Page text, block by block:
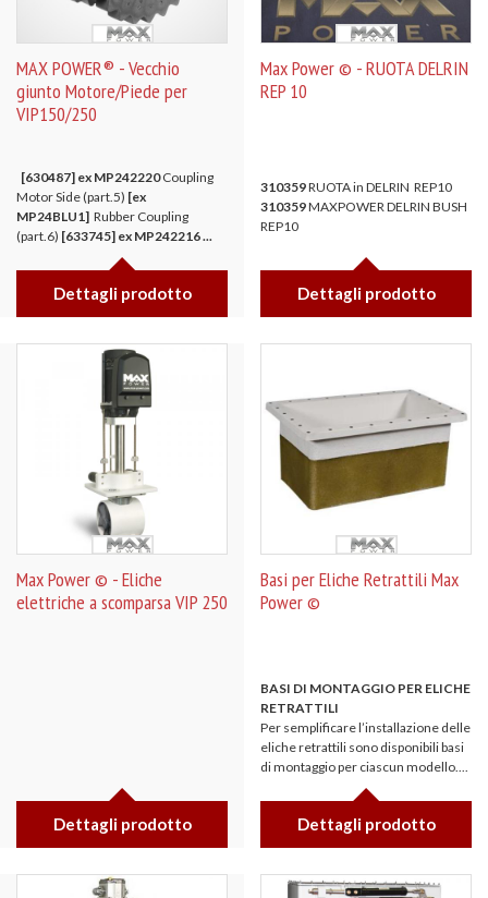
MAX POWER® - Vecchio
giunto Motore/Piede per
VIP150/250
[630487] ex MP242220Coupling
Motor Side (part.5) [ex
MP24BLU1] Rubber Coupling
(part.6) [633745] ex MP242216 ...
Dettagli prodotto
Max Power © - RUOTA DELRIN
REP 10
310359RUOTA in DELRIN REP10
310359MAXPOWER DELRIN BUSH
REP10
Dettagli prodotto
Max Power © - Eliche
elettriche a scomparsa VIP 250
Dettagli prodotto
Basi per Eliche Retrattili Max
Power ©
BASI DI MONTAGGIO PER ELICHE
RETRATTILI
Per semplificare l’installazione delle
eliche retrattili sono disponibili basi
di montaggio per ciascun modello....
Dettagli prodotto